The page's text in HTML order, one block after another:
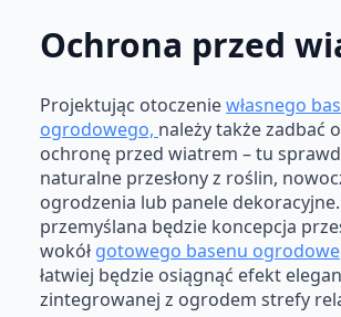
Ochrona przed
Projektując otoczeniewłasnego
ogrodowego, należy także zadbać
ochronę przed wiatrem – tu
naturalne przesłony z roślin,
ogrodzenia lub panele
przemyślana będzie koncepcja
wokół gotowego basenu
łatwiej będzie osiągnąć efekt
zintegrowanej z ogrodem strefy